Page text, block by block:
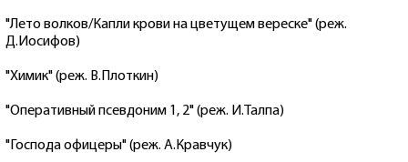
"Лето волков/Капли крови на цветущем вереске" (реж.
Д.Иосифов)
"Химик" (реж. В.Плоткин)
"Оперативный псевдоним 1, 2" (реж. И.Талпа)
"Господа офицеры" (реж. А.Кравчук)